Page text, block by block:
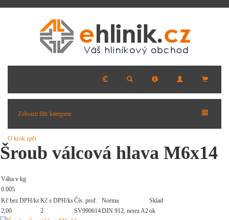
Zobrazit filtr kategorie
O krok zpět
Šroub válcová hlava M6x14
Váha v kg
0.005
Kč bez DPH/ksKč s DPH/ksČís. prof. Norma
Sklad
2,00
2 SV990614DIN 912, nerez A2ok